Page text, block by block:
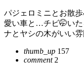
パジェロミニとお散
愛い車と…チビ🤭いた
ナとヤシの木がいい
thumb_up 157
comment2